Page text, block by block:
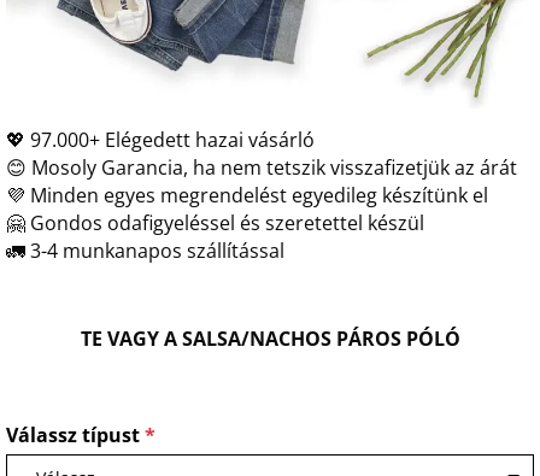
💖 97.000+ Elégedett hazai vásárló
😊 Mosoly Garancia, ha nem tetszik visszafizetjük az árát
💜 Minden egyes megrendelést egyedileg készítünk el
🤗 Gondos odafigyeléssel és szeretettel készül
🚛 3-4 munkanapos szállítással
TE VAGY A SALSA/NACHOS PÁROS PÓLÓ
Válassz típust*